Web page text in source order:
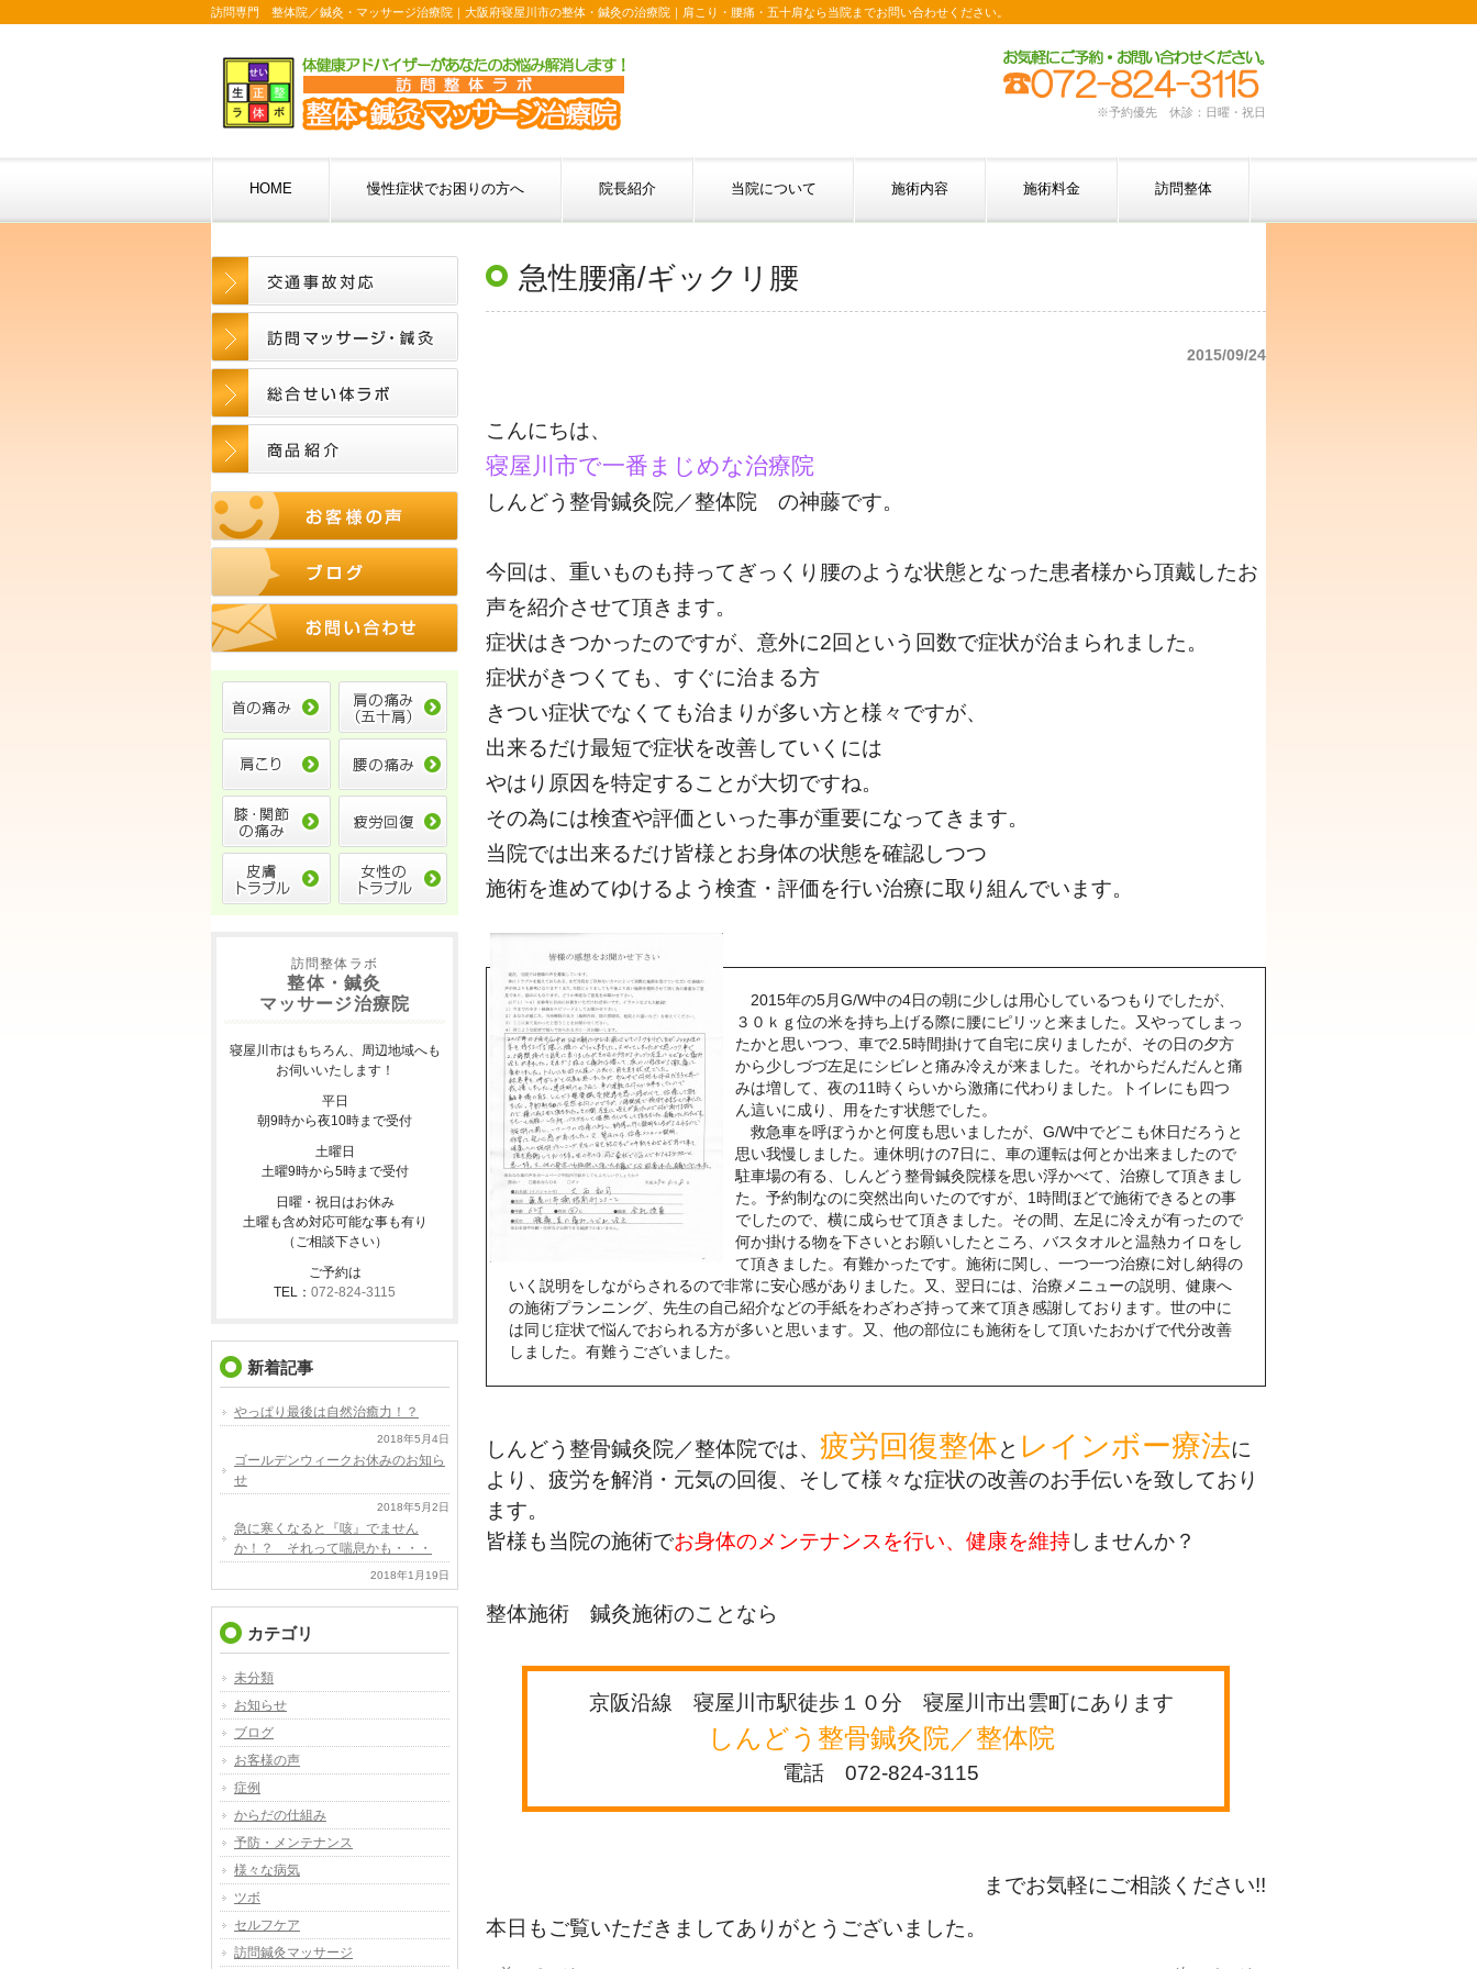
訪問専門 整体院／鍼灸・マッサージ治療院｜大阪府寝屋川市の整体・鍼灸の治療院｜肩こり・腰痛・五十肩なら当院までお問い合わせください。
※予約優先 休診：日曜・祝日
HOME 慢性症状でお困りの方へ 院長紹介 当院について 施術内容 施術料金 訪問整体
急性腰痛/ギックリ腰
2015/09/24
こんにちは、
寝屋川市で一番まじめな治療院
しんどう整骨鍼灸院／整体院 の神藤です。
今回は、重いものも持ってぎっくり腰のような状態となった患者様から頂戴したお
声を紹介させて頂きます。
症状はきつかったのですが、意外に2回という回数で症状が治まられました。
症状がきつくても、すぐに治まる方
きつい症状でなくても治まりが多い方と様々ですが、
出来るだけ最短で症状を改善していくには
やはり原因を特定することが大切ですね。
その為には検査や評価といった事が重要になってきます。
当院では出来るだけ皆様とお身体の状態を確認しつつ
施術を進めてゆけるよう検査・評価を行い治療に取り組んでいます。
2015年の5月G/W中の4日の朝に少しは用心しているつもりでしたが、
３０ｋｇ位の米を持ち上げる際に腰にピリッと来ました。又やってしまっ
たかと思いつつ、車で2.5時間掛けて自宅に戻りましたが、その日の夕方
から少しづづ左足にシビレと痛み冷えが来ました。それからだんだんと痛
みは増して、夜の11時くらいから激痛に代わりました。トイレにも四つ
ん這いに成り、用をたす状態でした。
救急車を呼ぼうかと何度も思いましたが、G/W中でどこも休日だろうと
思い我慢しました。連休明けの7日に、車の運転は何とか出来ましたので
駐車場の有る、しんどう整骨鍼灸院様を思い浮かべて、治療して頂きまし
た。予約制なのに突然出向いたのですが、1時間ほどで施術できるとの事
でしたので、横に成らせて頂きました。その間、左足に冷えが有ったので
何か掛ける物を下さいとお願いしたところ、バスタオルと温熱カイロをし
て頂きました。有難かったです。施術に関し、一つ一つ治療に対し納得の
いく説明をしながらされるので非常に安心感がありました。又、翌日には、治療メニューの説明、健康へ
の施術プランニング、先生の自己紹介などの手紙をわざわざ持って来て頂き感謝しております。世の中に
は同じ症状で悩んでおられる方が多いと思います。又、他の部位にも施術をして頂いたおかげで代分改善
しました。有難うございました。
しんどう整骨鍼灸院／整体院では、 疲労回復整体と レインボー療法に
より、疲労を解消・元気の回復、そして様々な症状の改善のお手伝いを致しており
ます。
皆様も当院の施術でお身体のメンテナンスを行い、健康を維持しませんか？
整体施術 鍼灸施術のことなら
京阪沿線 寝屋川市駅徒歩１０分 寝屋川市出雲町にあります
しんどう整骨鍼灸院／整体院
電話 072-824-3115
までお気軽にご相談ください!!
本日もご覧いただきましてありがとうございました。
訪問整体ラボ
整体・鍼灸
マッサージ治療院
寝屋川市はもちろん、周辺地域へも
お伺いいたします！
平日
朝9時から夜10時まで受付
土曜日
土曜9時から5時まで受付
日曜・祝日はお休み
土曜も含め対応可能な事も有り
（ご相談下さい）
ご予約は
TEL： 072-824-3115
新着記事
やっぱり最後は自然治癒力！？
2018年5月4日
ゴールデンウィークお休みのお知ら
せ
2018年5月2日
急に寒くなると『咳』でません
か！？ それって喘息かも・・・
2018年1月19日
カテゴリ
未分類
お知らせ
ブログ
お客様の声
症例
からだの仕組み
予防・メンテナンス
様々な病気
ツボ
セルフケア
訪問鍼灸マッサージ